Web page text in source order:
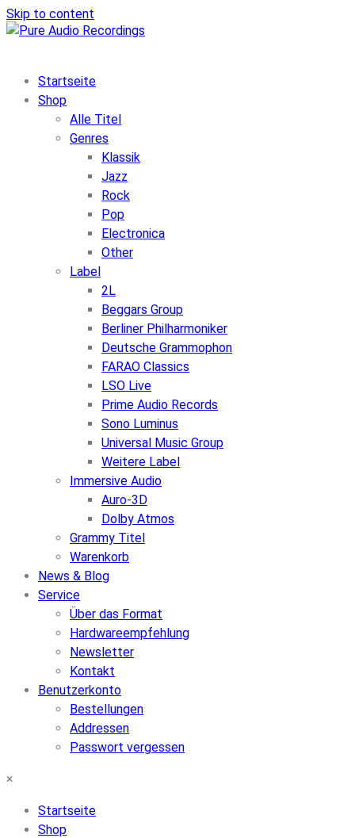
Skip to content
Startseite
Shop
Alle Titel
Genres
Klassik
Jazz
Rock
Pop
Electronica
Other
Label
2L
Beggars Group
Berliner Philharmoniker
Deutsche Grammophon
FARAO Classics
LSO Live
Prime Audio Records
Sono Luminus
Universal Music Group
Weitere Label
Immersive Audio
Auro-3D
Dolby Atmos
Grammy Titel
Warenkorb
News & Blog
Service
Über das Format
Hardwareempfehlung
Newsletter
Kontakt
Benutzerkonto
Bestellungen
Addressen
Passwort vergessen
×
Startseite
Shop